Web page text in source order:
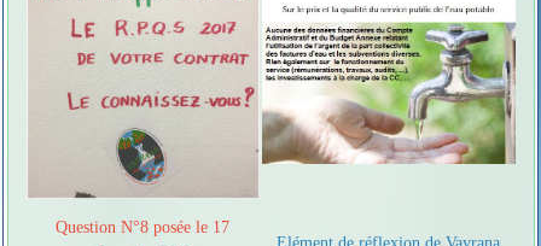
Question N°8 posée le 17
Elément de réflexion de Vayrana